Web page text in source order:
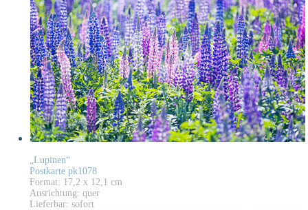
„Lupinen“
Postkarte pk1078
Format: 17,2 x 12,1 cm
Ausrichtung: quer
Lieferbar: sofort